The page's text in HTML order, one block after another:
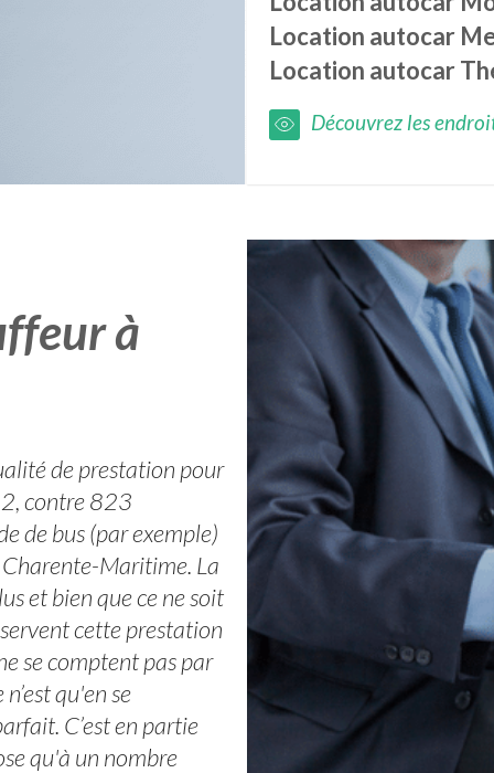
Location autocar
Location autocar
Découvrez les
à
de prestation pour
contre 823
de bus (par exemple)
Maritime. La
et bien que ce ne soit
cette prestation
se comptent pas par
qu'en se
C’est en partie
qu'à un nombre